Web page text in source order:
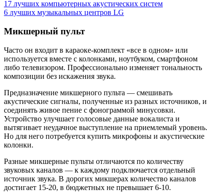
17 лучших компьютерных акустических систем
6 лучших музыкальных центров LG
Микшерный пульт
Часто он входит в караоке-комплект «все в одном» или
используется вместе с колонками, ноутбуком, смартфоном
либо телевизором. Профессионально изменяет тональность
композиции без искажения звука.
Предназначение микшерного пульта — смешивать
акустические сигналы, полученные из разных источников, и
соединять живое пение с фонограммой минусовки.
Устройство улучшает голосовые данные вокалиста и
вытягивает неудачное выступление на приемлемый уровень.
Но для него потребуется купить микрофоны и акустические
колонки.
Разные микшерные пульты отличаются по количеству
звуковых каналов — к каждому подключается отдельный
источник звука. В дорогих микшерах количество каналов
достигает 15-20, в бюджетных не превышает 6-10.